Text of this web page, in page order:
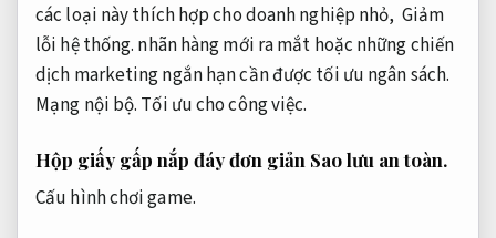
các loại nàythích hợpchodoanh nghiệp nhỏ, Giảm
lỗi hệ thống. nhãn hàngmới ra mắt hoặc nhữngchiến
dịch marketing ngắn hạn cần được tối ưu ngân sách.
Mạng nội bộ. Tối ưu cho công việc.
Hộp giấy gấp nắp đáy đơn giản Sao lưu an toàn.
Cấu hình chơi game.